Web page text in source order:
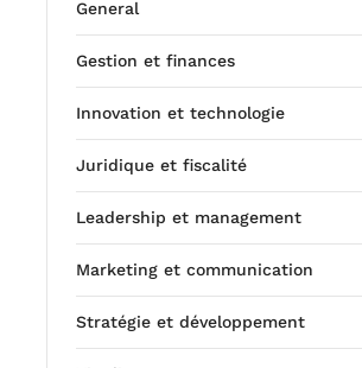
General
Gestion et finances
Innovation et technologie
Juridique et fiscalité
Leadership et management
Marketing et communication
Stratégie et développement